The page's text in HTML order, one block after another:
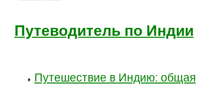
Путеводитель по Индии
Путешествие в Индию: общая